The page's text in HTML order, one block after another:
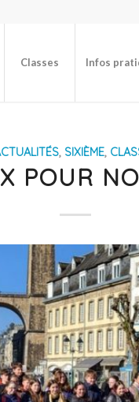
Classes Infos
, SIXIÈME,
POUR